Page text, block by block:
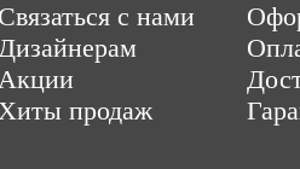
Связаться с нами
продаж
сайтов by «ВзлЁт»